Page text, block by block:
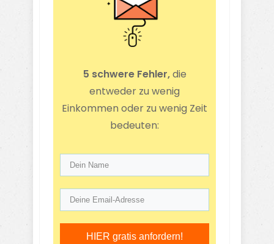
5 schwere Fehler,die
entweder zu wenig
Einkommen oder zu wenig Zeit
bedeuten:
HIER gratis anfordern!